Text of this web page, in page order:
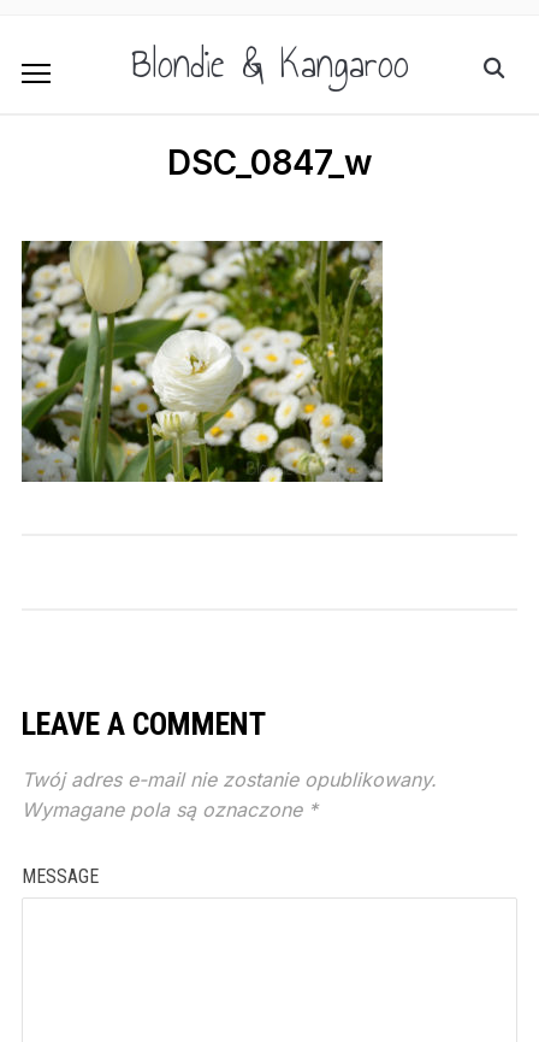
Blondie & Kangaroo
DSC_0847_w
LEAVE A COMMENT
Twój adres e-mail nie zostanie opublikowany.
Wymagane pola są oznaczone *
MESSAGE